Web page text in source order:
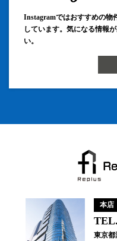
Instagramではおすすめの物
しています。気になる情報
い。
本店
東京都